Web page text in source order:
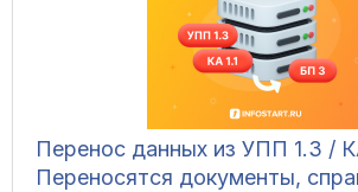
Перенос данных из УПП 1.3 /
Переносятся документы,